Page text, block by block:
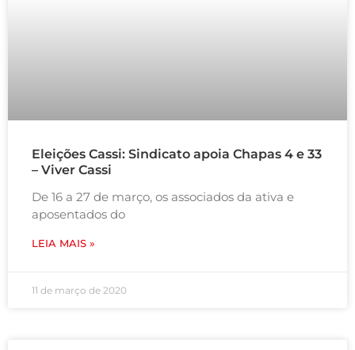
Eleições Cassi: Sindicato apoia Chapas 4 e 33
– Viver Cassi
De 16 a 27 de março, os associados da ativa e
aposentados do
LEIA MAIS »
11 de março de 2020